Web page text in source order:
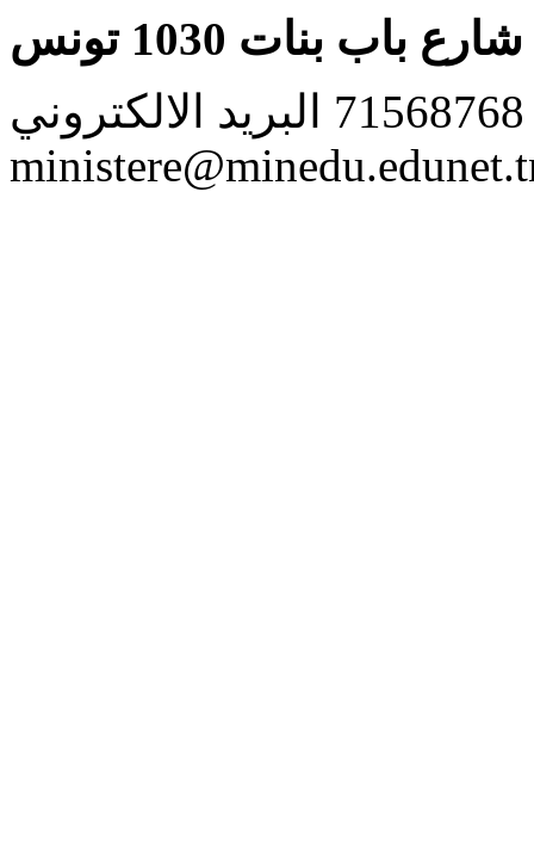
شارع باب بنات 1030 تونس
الهاتف: 71568768 البريد الالكتروني: